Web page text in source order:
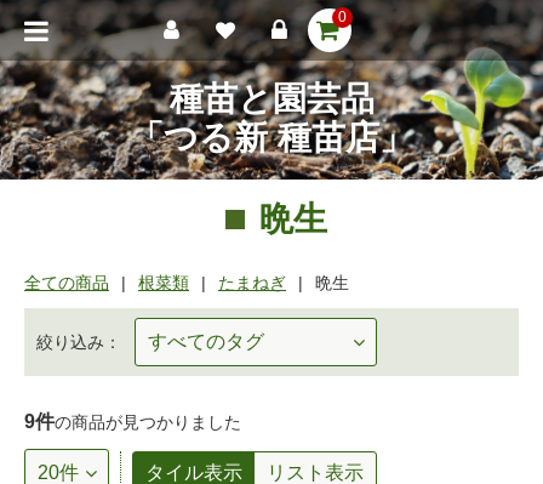
0
種苗と園芸品
「つる新 種苗店」
晩生
全ての商品 根菜類 たまねぎ 晩生
絞り込み：
9件の商品が見つかりました
タイル表示 リスト表示